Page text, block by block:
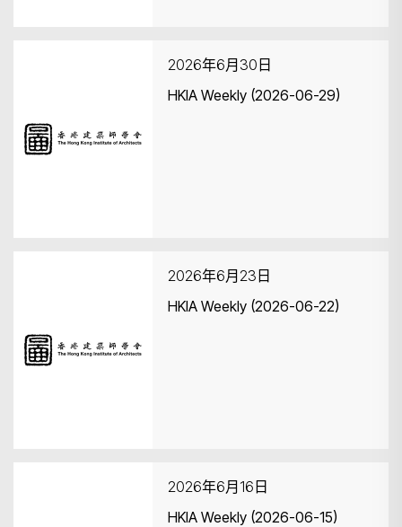
2026年6月30日
HKIA Weekly (2026-06-29)
2026年6月23日
HKIA Weekly (2026-06-22)
2026年6月16日
HKIA Weekly (2026-06-15)